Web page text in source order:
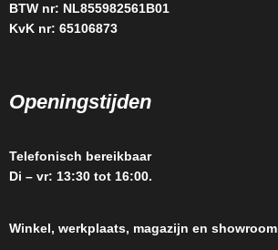
BTW nr: NL855982561B01
KvK nr: 65106873
Openingstijden
Telefonisch bereikbaar
Di – vr: 13:30 tot 16:00.
Winkel, werkplaats, magazijn en showroom